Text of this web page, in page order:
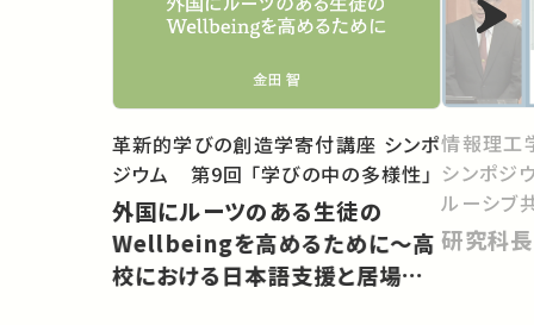
革新的学びの創造学寄付講座 シンポ
ジウム 第9回 「学びの中の多様性」
外国にルーツのある生徒の
Wellbeingを高めるために〜高
校における日本語支援と居場所
情報理
シンポジ
ルーシブ
研究科